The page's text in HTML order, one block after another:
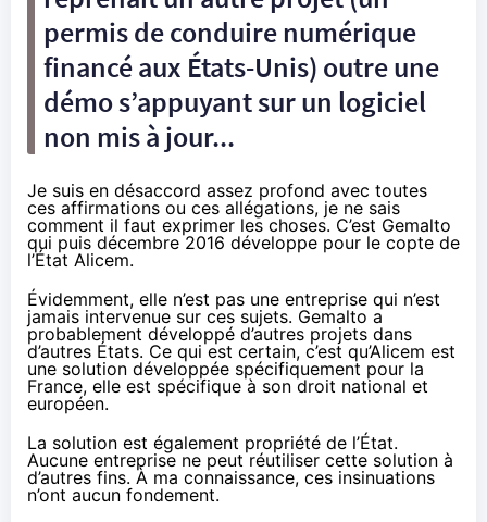
permis de conduire numérique
financé aux États-Unis) outre une
démo s’appuyant sur un logiciel
non mis à jour...
Je suis en désaccord assez profond avec toutes
ces affirmations ou ces allégations, je ne sais
comment il faut exprimer les choses. C’est Gemalto
qui puis décembre 2016 développe pour le copte de
l’État Alicem.
Évidemment, elle n’est pas une entreprise qui n’est
jamais intervenue sur ces sujets. Gemalto a
probablement développé d’autres projets dans
d’autres États. Ce qui est certain, c’est qu’Alicem est
une solution développée spécifiquement pour la
France, elle est spécifique à son droit national et
européen.
La solution est également propriété de l’État.
Aucune entreprise ne peut réutiliser cette solution à
d’autres fins. À ma connaissance, ces insinuations
n’ont aucun fondement.